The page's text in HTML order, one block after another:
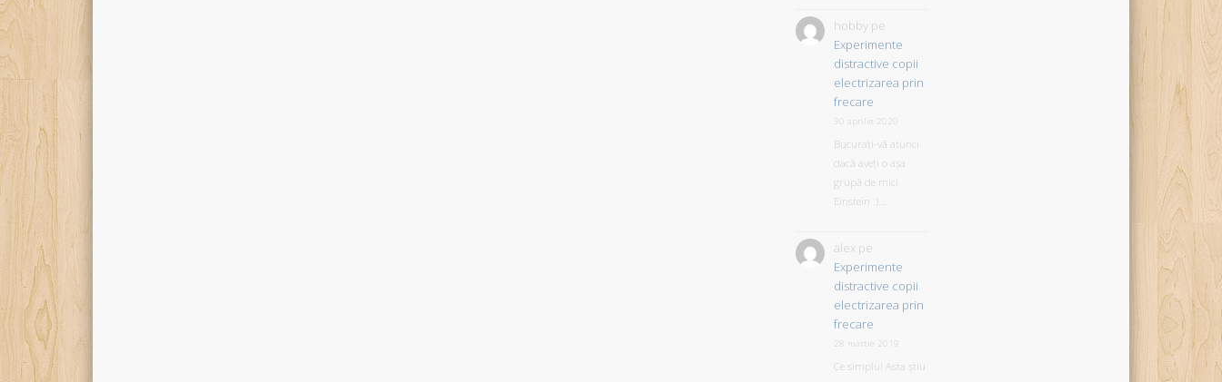
hobbype
Experimente
distractive copii
electrizarea prin
frecare
30 aprilie 2020
Bucurați-vă atunci
dacă aveți o așa
grupă de mici
Einstein :)...
alexpe
Experimente
distractive copii
electrizarea prin
frecare
28 martie 2019
Ce simplu! Asta știu